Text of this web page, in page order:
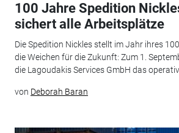
100 Jahre Spedition
sichert alle Arbeitsplätze
Die Spedition Nickles stellt im Jahr ihres
die Weichen für die Zukunft: Zum 1.
die Lagoudakis Services GmbH das
von Deborah Baran